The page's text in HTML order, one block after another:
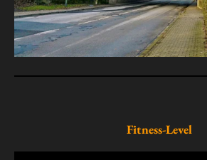
Fitness-Level